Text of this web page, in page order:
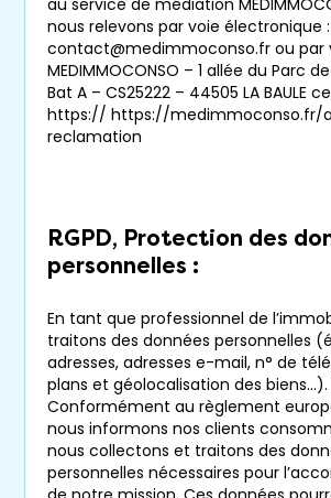
nous relevons par voie électronique :
contact@medimmoconso.fr ou par
MEDIMMOCONSO – 1 allée du Parc
Bat A – CS25222 – 44505 LA BAULE
https:// https://medimmoconso.fr/
reclamation
RGPD, Protection des
personnelles :
En tant que professionnel de
traitons des données personnelles
adresses, adresses e-mail, n° de
plans et géolocalisation des biens…).
Conformément au règlement
nous informons nos clients
nous collectons et traitons des
personnelles nécessaires pour
Renseignez votre adresse mail :
J'ai lu et j'accepte les
Recevoir les dernières